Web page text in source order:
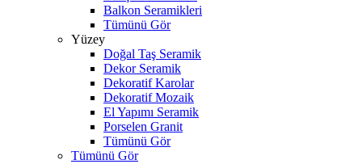
Balkon Seramikleri
Tümünü Gör
Yüzey
Doğal Taş Seramik
Dekor Seramik
Dekoratif Karolar
Dekoratif Mozaik
El Yapımı Seramik
Porselen Granit
Tümünü Gör
Tümünü Gör